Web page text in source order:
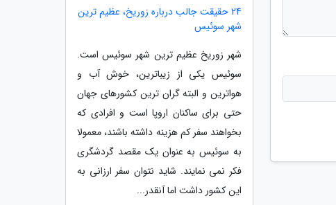
24 حقیقت جالب درباره زوریخ، عظیم ترین
شهر سوئیس
شهر زوریخ عظیم ترین شهر سوئیس است.
سوئیس یکی از زیباترین، خوش آب و
هواترین و البته گران ترین کشورهای جهان
حتی برای ساکنان اروپا است و افرادی که
بخواهند سفر کم هزینه داشته باشند، معمولا
به سوئیس به عنوان یک مقصد گردشگری
فکر نمی نمایند. شاید نتوان سفر ارزانی به
این کشور داشت اما آنقدر...